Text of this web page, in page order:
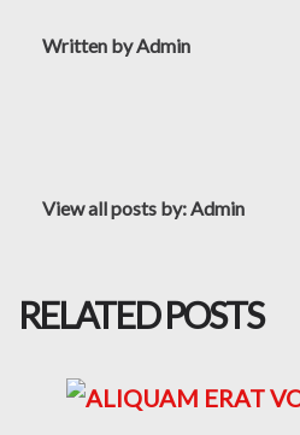
Written byAdmin
View all posts by:Admin
RELATED POSTS